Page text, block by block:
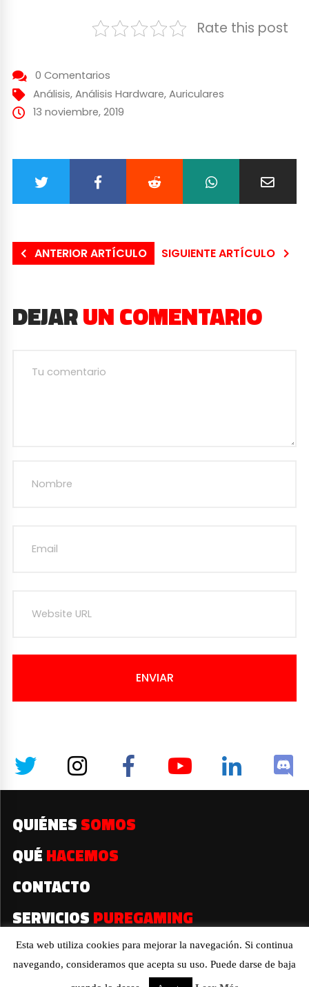
Rate this post
0 Comentarios
Análisis, Análisis Hardware, Auriculares
13 noviembre, 2019
ANTERIOR ARTÍCULO SIGUIENTE ARTÍCULO
DEJARUN COMENTARIO
ENVIAR
QUIÉNES SOMOS
QUÉ HACEMOS
CONTACTO
SERVICIOS PUREGAMING
2019© Todos los derechos reservados
Esta web utiliza cookies para mejorar la navegación. Si continua
navegando, consideramos que acepta su uso. Puede darse de baja